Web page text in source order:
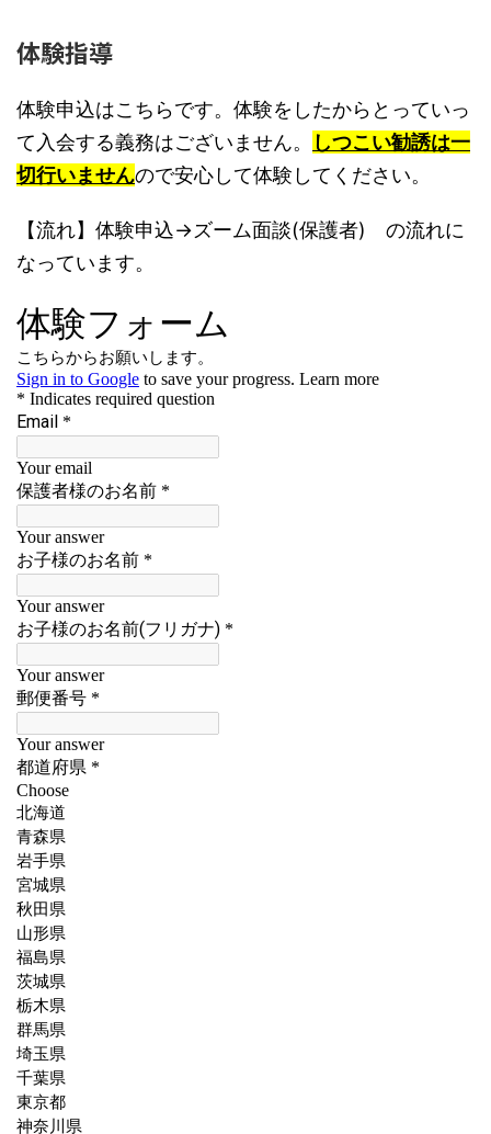
体験指導
体験申込はこちらです。体験をしたからとっていっ
て入会する義務はございません。
しつこい勧誘は一
切行いませんので安心して体験してください。
【流れ】体験申込→ズーム面談(保護者) の流れに
なっています。